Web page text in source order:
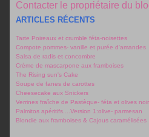
Contacter le propriétaire du
ARTICLES RÉCENTS
Tarte Poireaux et crumble féta-noisettes
Compote pommes- vanille et purée d'amandes
Salsa de radis et concombre
Crème de mascarpone aux framboises
The Rising sun's Cake
Soupe de fanes de carottes
Cheesecake aux Snickers
Verrines fraîche de Pastèque- féta et olives
Palmitos apéritifs....Version 1:olive- parmesan
Blondie aux framboises & Cajous caramélisées